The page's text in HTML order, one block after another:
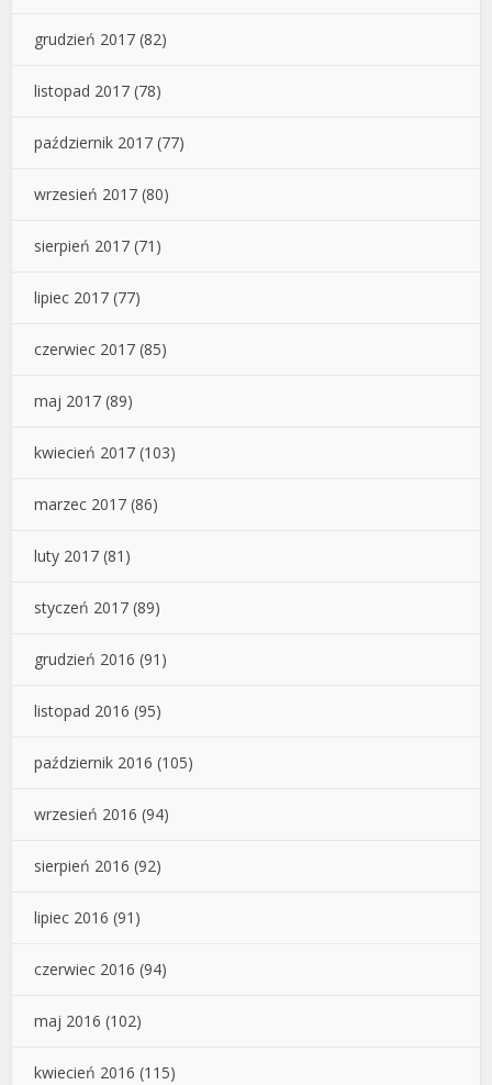
grudzień 2017 (82)
listopad 2017 (78)
październik 2017 (77)
wrzesień 2017 (80)
sierpień 2017 (71)
lipiec 2017 (77)
czerwiec 2017 (85)
maj 2017 (89)
kwiecień 2017 (103)
marzec 2017 (86)
luty 2017 (81)
styczeń 2017 (89)
grudzień 2016 (91)
listopad 2016 (95)
październik 2016 (105)
wrzesień 2016 (94)
sierpień 2016 (92)
lipiec 2016 (91)
czerwiec 2016 (94)
maj 2016 (102)
kwiecień 2016 (115)